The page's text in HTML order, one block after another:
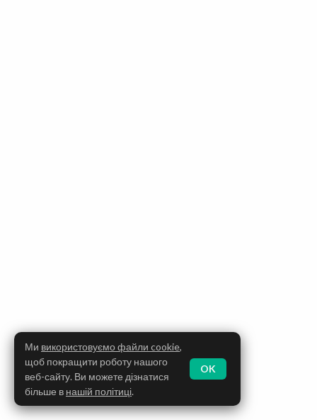
Ми використовуємо файли cookie,
щоб покращити роботу нашого
веб-сайту. Ви можете дізнатися
більше в нашій політиці.
OK